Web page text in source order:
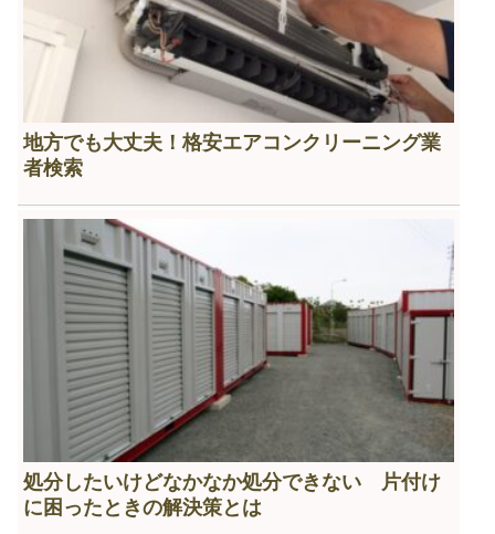
地方でも大丈夫！格安エアコンクリーニング業
者検索
処分したいけどなかなか処分できない 片付け
に困ったときの解決策とは